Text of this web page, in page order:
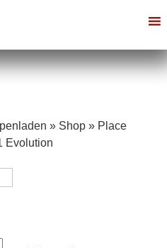
» Shop» Place
Evolution